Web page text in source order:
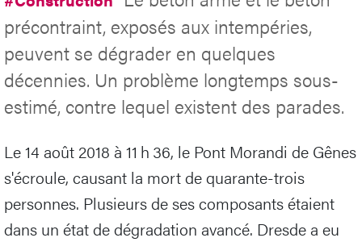
précontraint, exposés aux intempéries,
peuvent se dégrader en quelques
décennies. Un problème longtemps sous-
estimé, contre lequel existent des parades.
Le 14 août 2018 à 11 h 36, le Pont Morandi de Gênes
s'écroule, causant la mort de quarante-trois
personnes. Plusieurs de ses composants étaient
dans un état de dégradation avancé. Dresde a eu